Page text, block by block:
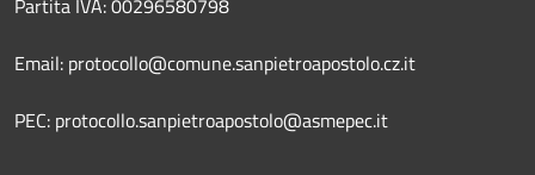
Partita IVA: 00296580798
Email: protocollo@comune.sanpietroapostolo.cz.it
PEC: protocollo.sanpietroapostolo@asmepec.it